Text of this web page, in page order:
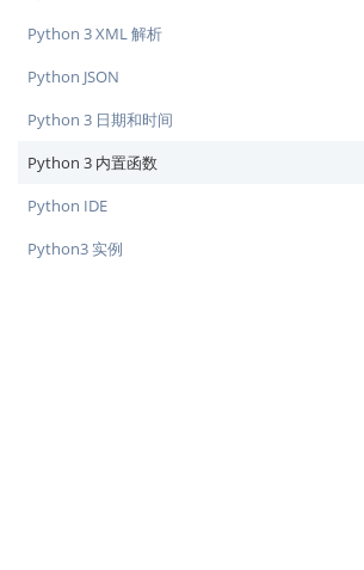
Python 3 XML 解析
Python JSON
Python 3 日期和时间
Python 3 内置函数
Python IDE
Python3 实例